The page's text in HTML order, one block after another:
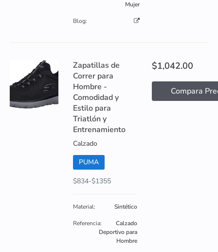
Mujer
Blog:
Zapatillas de
Correr para
Hombre -
Comodidad y
Estilo para
Triatlón y
Entrenamiento
Calzado
PUMA
$834-$1355
Material: Sintético
Referencia:
Calzado
Deportivo para
Hombre
$1,042.00
Compara